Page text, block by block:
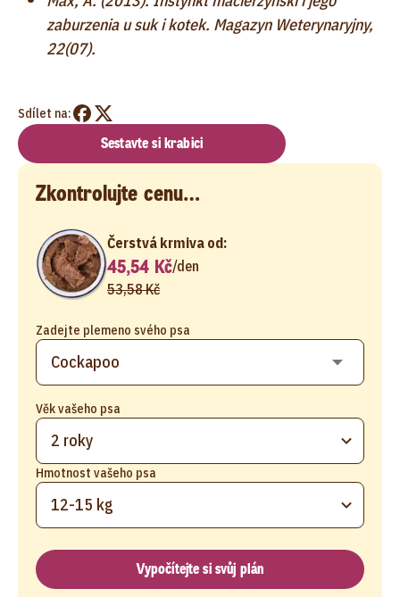
zaburzenia u suk i kotek. Magazyn Weterynaryjny,
22(07).
Sdílet na:
Sestavte si krabici
Zkontrolujte cenu…
Zadejte plemeno svého psa
Věk vašeho psa
2 roky
Hmotnost vašeho psa
12-15 kg
Čerstvá krmiva od:
45,54 Kč/den
53,58 Kč
Vypočítejte si svůj plán